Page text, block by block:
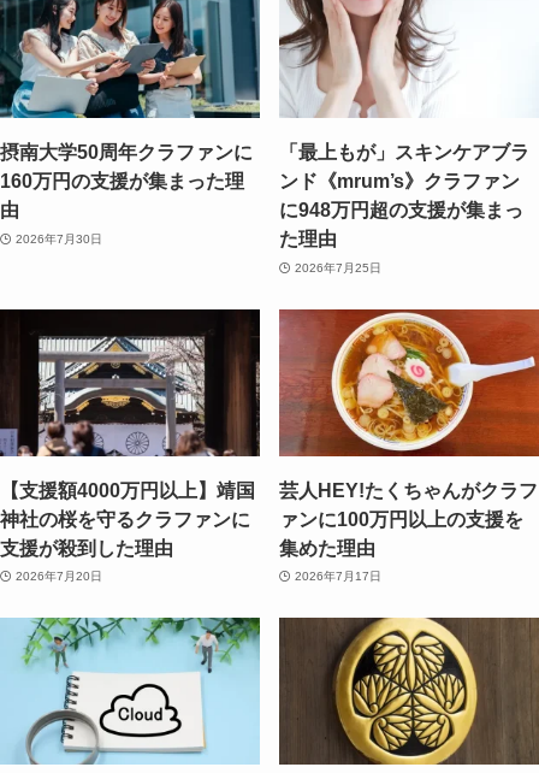
摂南大学50周年クラファンに
160万円の支援が集まった理
由
2026年7月30日
「最上もが」スキンケアブラ
ンド《mrum’s》クラファン
に948万円超の支援が集まっ
た理由
2026年7月25日
【支援額4000万円以上】靖国
神社の桜を守るクラファンに
支援が殺到した理由
2026年7月20日
芸人HEY!たくちゃんがクラフ
ァンに100万円以上の支援を
集めた理由
2026年7月17日